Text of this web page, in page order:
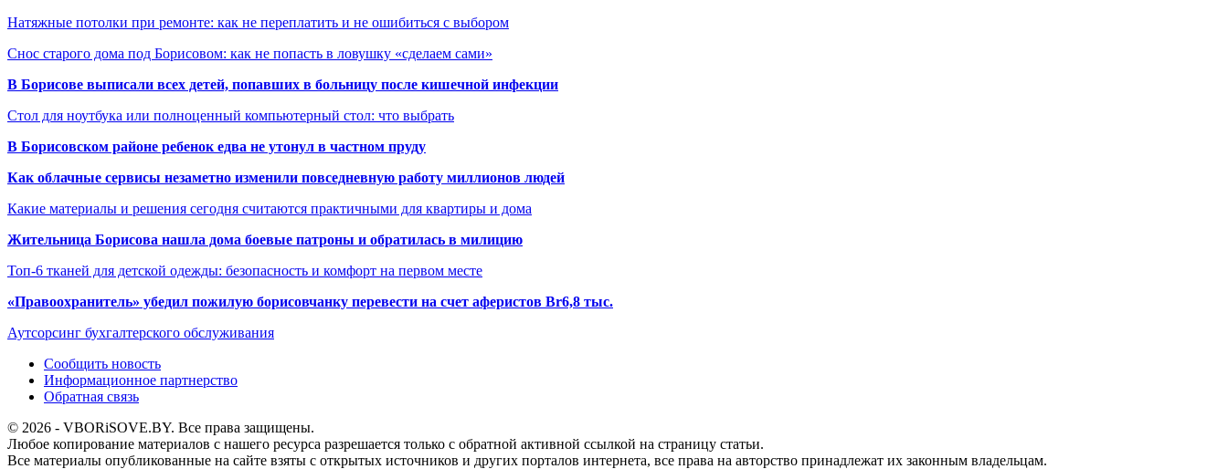
Натяжные потолки при ремонте: как не переплатить и не ошибиться с выбором
Снос старого дома под Борисовом: как не попасть в ловушку «сделаем сами»
В Борисове выписали всех детей, попавших в больницу после кишечной инфекции
Стол для ноутбука или полноценный компьютерный стол: что выбрать
В Борисовском районе ребенок едва не утонул в частном пруду
Как облачные сервисы незаметно изменили повседневную работу миллионов людей
Какие материалы и решения сегодня считаются практичными для квартиры и дома
Жительница Борисова нашла дома боевые патроны и обратилась в милицию
Топ-6 тканей для детской одежды: безопасность и комфорт на первом месте
«Правоохранитель» убедил пожилую борисовчанку перевести на счет аферистов Br6,8 тыс.
Аутсорсинг бухгалтерского обслуживания
Сообщить новость
Информационное партнерство
Обратная связь
© 2026 - VBORiSOVE.BY. Все права защищены.
Любое копирование материалов с нашего ресурса разрешается только с обратной активной ссылкой на страницу статьи.
Все материалы опубликованные на сайте взяты с открытых источников и других порталов интернета, все права на авторство принадлежат их законным владельцам.